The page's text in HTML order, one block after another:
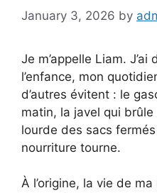
January 3, 2026 by
Je m’appelle Liam.
l’enfance, mon
d’autres évitent : le
matin, la javel qui
lourde des sacs
nourriture tourne.
À l’origine, la vie de